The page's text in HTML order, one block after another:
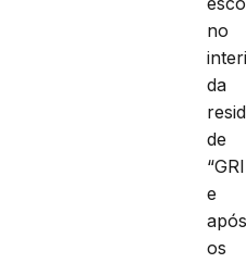
no
da
de
e
os